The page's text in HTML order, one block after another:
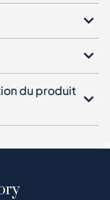
du produit